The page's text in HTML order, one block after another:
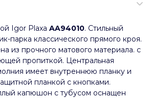
Igor Plaxa AA94010. Стильный
парка классического прямого кроя.
из прочного матового материала. с
пропиткой. Центральная
имеет внутреннюю планку и
планкой с кнопками.
капюшон с тубусом оснащен